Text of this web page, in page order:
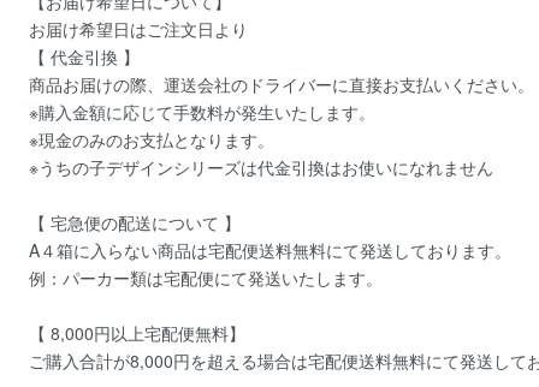
お届け希望日はご注文日より
【 代金引換 】
商品お届けの際、運送会社のドライバーに直接お支払いください。
※購入金額に応じて手数料が発生いたします。
※現金のみのお支払となります。
※うちの子デザインシリーズは代金引換はお使いになれません
【 宅急便の配送について 】
A４箱に入らない商品は宅配便送料無料にて発送しております。
例：パーカー類は宅配便にて発送いたします。
【 8,000円以上宅配便無料】
ご購入合計が8,000円を超える場合は宅配便送料無料にて発送して